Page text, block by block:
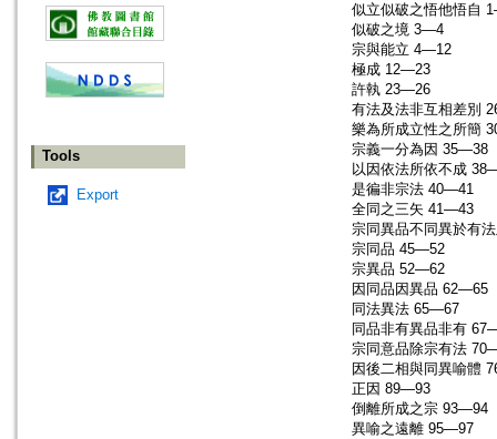
Tools
Export
似立似破之悟他悟自
似破之境 3—4
宗與能立 4—12
極成 12—23
許執 23—26
有法及法非互相差別
樂為所成立性之所簡
宗義一分為因 35—38
以因依法所依不成
是徧非宗法 40—41
全同之三矢 41—43
宗同異品不同異於有
宗同品 45—52
宗異品 52—62
因同品因異品 62—65
同法異法 65—67
同品非有異品非有
宗同意品除宗有法
因後二相與同異喻體
正因 89—93
倒離所成之宗 93—94
異喻之遠離 95—97